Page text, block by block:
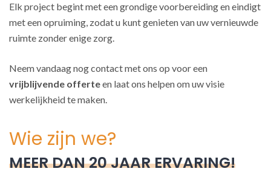
Elk project begint met een grondige voorbereiding en eindigt
met een opruiming, zodat u kunt genieten van uw vernieuwde
ruimte zonder enige zorg.
Neem vandaag nog contact met ons op voor een
vrijblijvende offerteen laat ons helpen om uw visie
werkelijkheid te maken.
Wie zijn we?
MEER DAN 20 JAAR ERVARING!